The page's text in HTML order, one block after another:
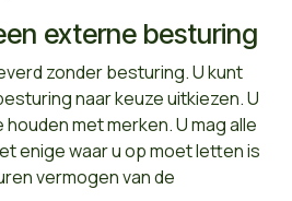
externe besturing
zonder besturing. U kunt
naar keuze uitkiezen. U
met merken. U mag alle
enige waar u op moet letten is
vermogen van de